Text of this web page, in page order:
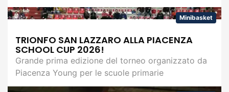
Minibasket
TRIONFO SAN LAZZARO ALLA PIACENZA
SCHOOL CUP 2026!
Grande prima edizione del torneo organizzato da
Piacenza Young per le scuole primarie